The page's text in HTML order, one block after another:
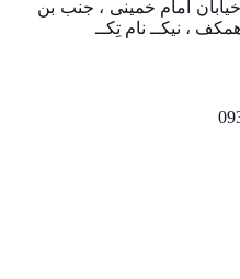
امام خمینی ، جنب بن
، نیکــ نام تِکــ